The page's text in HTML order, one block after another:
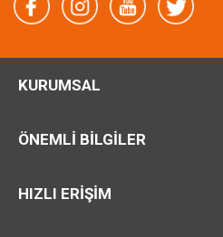
KURUMSAL
ÖNEMLI BILGILER
HIZLI ERİŞİM